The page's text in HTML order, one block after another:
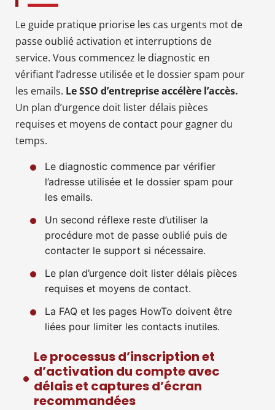
Le guide pratique priorise les cas urgents mot de
passe oublié activation et interruptions de
service. Vous commencez le diagnostic en
vérifiant l’adresse utilisée et le dossier spam pour
les emails. Le SSO d’entreprise accélère l’accès.
Un plan d’urgence doit lister délais pièces
requises et moyens de contact pour gagner du
temps.
Le diagnostic commence par vérifier
l’adresse utilisée et le dossier spam pour
les emails.
Un second réflexe reste d’utiliser la
procédure mot de passe oublié puis de
contacter le support si nécessaire.
Le plan d’urgence doit lister délais pièces
requises et moyens de contact.
La FAQ et les pages HowTo doivent être
liées pour limiter les contacts inutiles.
Le processus d’inscription et
d’activation du compte avec
délais et captures d’écran
recommandées